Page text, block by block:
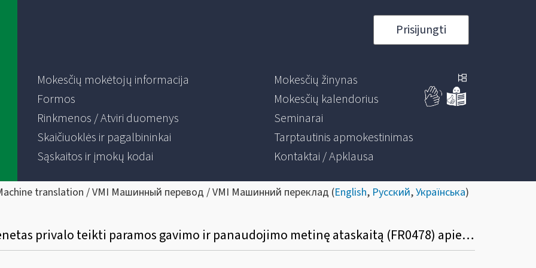
Prisijungti
Mokesčių mokėtojų informacija
Formos
Rinkmenos / Atviri duomenys
Skaičiuoklės ir pagalbininkai
Sąskaitos ir įmokų kodai
Mokesčių žinynas
Mokesčių kalendorius
Seminarai
Tarptautinis apmokestinimas
Kontaktai / Apklausa
translation / VMI Машинный перевод / VMI Машинний переклад (English, Русский,Українська)
Ar paramos gavėjo statusą turintis vienetas privalo teikti paramos gavimo ir panaudojimo metinę ataskaitą (FR0478) apie jam gyventojo pervestą 1,2 proc. gyventojų pajamų mokestį?